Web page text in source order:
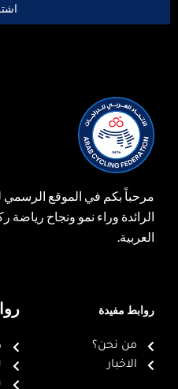
مرحباً بكم في الموقع الرسمي
الرائدة وراء نمو ونجاح
العربية.
روابط مفيدة
من نحن؟
الاخبار